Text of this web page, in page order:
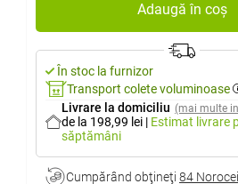
Adaugă în coș
În stoc la furnizor
Transport colete voluminoase
Livrare la domiciliu (mai multe
de la 198,99 lei | Estimat livrare
săptămâni
Cumpărând obţineţi 84 Norocei